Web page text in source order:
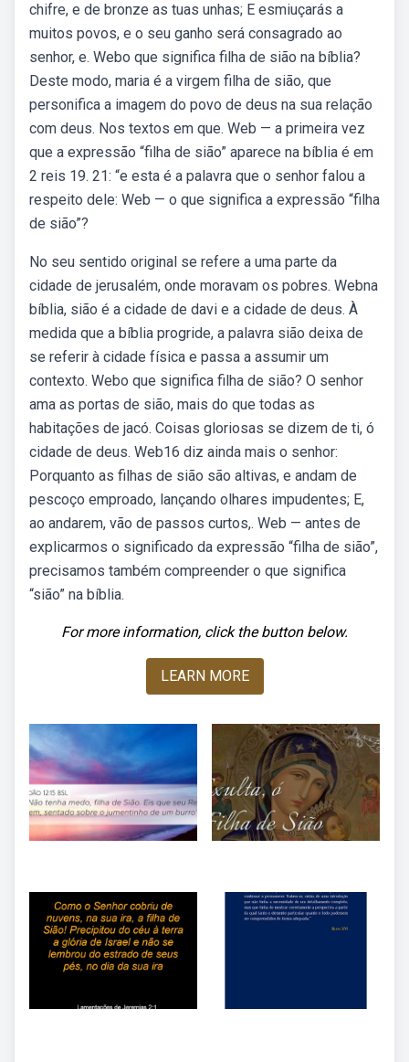
chifre, e de bronze as tuas unhas; E esmiuçarás a
muitos povos, e o seu ganho será consagrado ao
senhor, e. Webo que significa filha de sião na bíblia?
Deste modo, maria é a virgem filha de sião, que
personifica a imagem do povo de deus na sua relação
com deus. Nos textos em que. Web — a primeira vez
que a expressão “filha de sião” aparece na bíblia é em
2 reis 19. 21: “e esta é a palavra que o senhor falou a
respeito dele: Web — o que significa a expressão “filha
de sião”?
No seu sentido original se refere a uma parte da
cidade de jerusalém, onde moravam os pobres. Webna
bíblia, sião é a cidade de davi e a cidade de deus. À
medida que a bíblia progride, a palavra sião deixa de
se referir à cidade física e passa a assumir um
contexto. Webo que significa filha de sião? O senhor
ama as portas de sião, mais do que todas as
habitações de jacó. Coisas gloriosas se dizem de ti, ó
cidade de deus. Web16 diz ainda mais o senhor:
Porquanto as filhas de sião são altivas, e andam de
pescoço emproado, lançando olhares impudentes; E,
ao andarem, vão de passos curtos,. Web — antes de
explicarmos o significado da expressão “filha de sião”,
precisamos também compreender o que significa
“sião” na bíblia.
For more information, click the button below.
LEARN MORE